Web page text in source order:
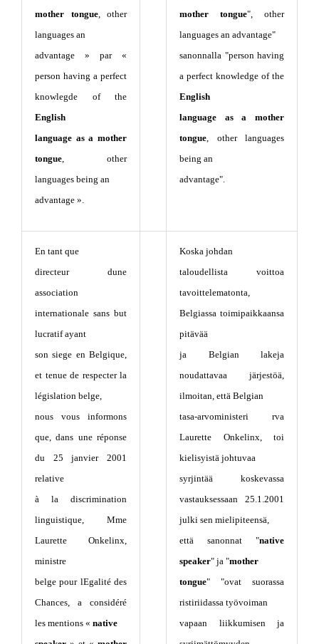
mother tongue, other
languages an
advantage » par «
person having a perfect
knowlegde of the
English
language as a mother
tongue , other
languages being an
advantage ».
mother tongue", other
languages an advantage"
sanonnalla "person having
a perfect knowledge of the
English
language as a mother
tongue , other languages
being an
advantage".
En tant que
directeur dune
association
internationale sans but
lucratif ayant
son siege en Belgique,
et tenue de respecter la
législation belge,
nous vous informons
que, dans une réponse
du 25 janvier 2001
relative
à la discrimination
linguistique, Mme
Laurette Onkelinx,
ministre
belge pour lEgalité des
Chances, a considéré
les mentions « native
Koska johdan
taloudellista voittoa
tavoittelematonta,
Belgiassa toimipaikkaansa
pitävää
ja Belgian lakeja
noudattavaa järjestöä,
ilmoitan, että Belgian
tasa-arvoministeri rva
Laurette Onkelinx, toi
kielisyistä johtuvaa
syrjintää koskevassa
vastauksessaan 25.1.2001
julki sen mielipiteensä,
että sanonnat "native
speaker" ja "mother
tongue" "ovat suorassa
ristiriidassa työvoiman
vapaan liikkumisen ja